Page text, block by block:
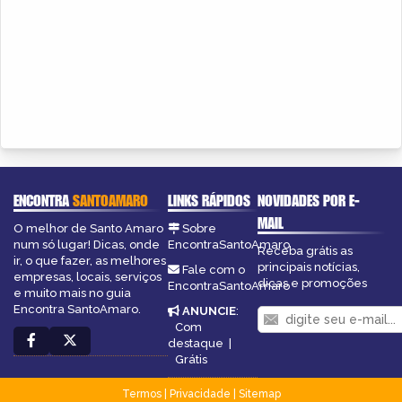
ENCONTRASANTOAMARO
O melhor de Santo Amaro
num só lugar! Dicas, onde
ir, o que fazer, as melhores
empresas, locais, serviços
e muito mais no guia
Encontra SantoAmaro.
LINKS RÁPIDOS
Sobre
EncontraSantoAmaro
Fale com o
EncontraSantoAmaro
ANUNCIE:
Com
destaque
Grátis
NOVIDADES POR E-
MAIL
Receba grátis as
principais notícias,
dicas e promoções
Termos| Privacidade
Sitemap